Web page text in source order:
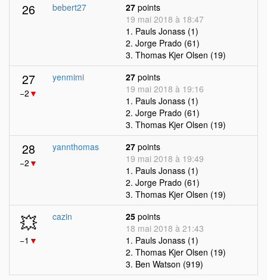
26 bebert27 27 points
19 mai 2018 à 18:47
1. Pauls Jonass (1)
2. Jorge Prado (61)
3. Thomas Kjer Olsen (19)
27
−2 ▼
yenmimi 27 points
19 mai 2018 à 19:16
1. Pauls Jonass (1)
2. Jorge Prado (61)
3. Thomas Kjer Olsen (19)
28
−2 ▼
yannthomas 27 points
19 mai 2018 à 19:49
1. Pauls Jonass (1)
2. Jorge Prado (61)
3. Thomas Kjer Olsen (19)
💥
−1 ▼
cazin 25 points
18 mai 2018 à 21:43
1. Pauls Jonass (1)
2. Thomas Kjer Olsen (19)
3. Ben Watson (919)